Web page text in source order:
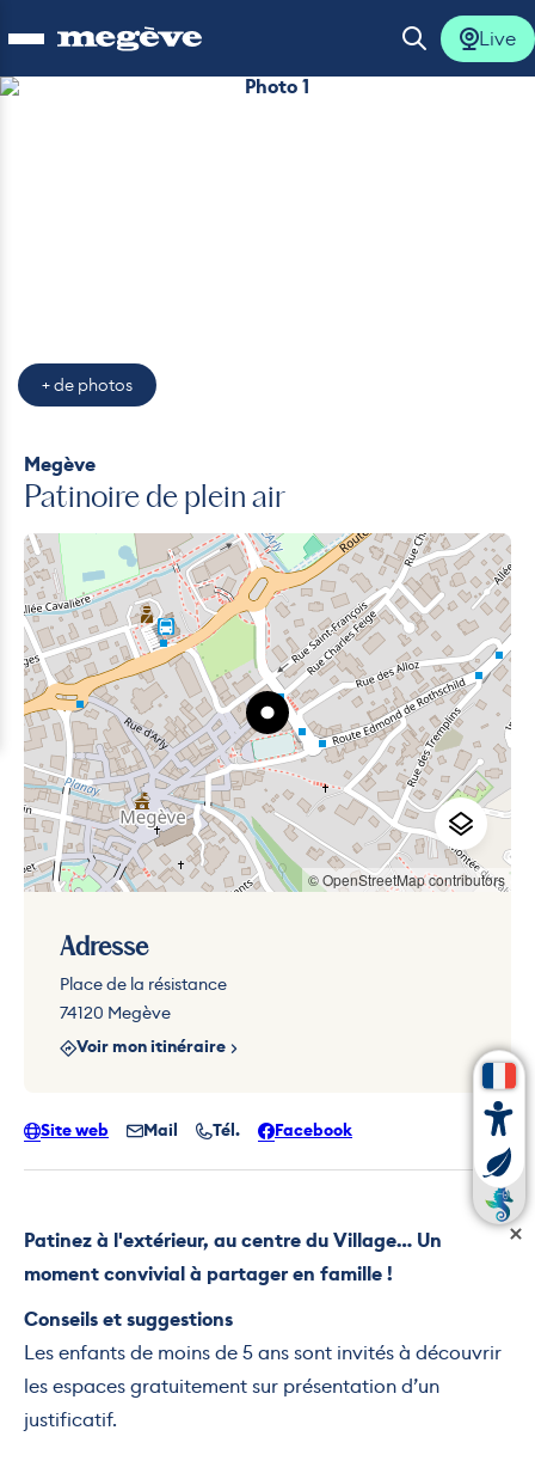
Ouvrir le menu Ouvrir la
Live
Megève
Patinoire de plein air
Photo 1
+ de photos
Patinez à l'extérieur, au centre du Village… Un
moment convivial à partager en famille !
Conseils et suggestions
Les enfants de moins de 5 ans sont invités à découvrir
les espaces gratuitement sur présentation d’un
justificatif.
© OpenStreetMap contributors
Adresse
Place de la résistance
74120 Megève
Voir mon itinéraire
Site web Mail Tél. Facebook